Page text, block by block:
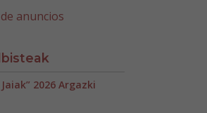
anuncios
2026 Argazki